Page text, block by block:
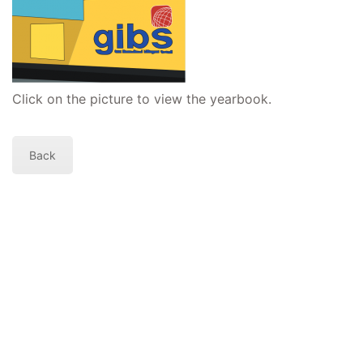
Click on the picture to view the yearbook.
Back
University of Graz
UNESCO Schulen
Young Science
Schulkennzahl: 601256